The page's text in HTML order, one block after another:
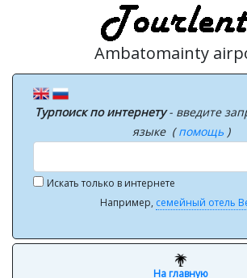
Ambatomainty
Турпоиск по интернету- введите
языке (помощь )
Искать только в интернете
Например, семейный отель
На главную